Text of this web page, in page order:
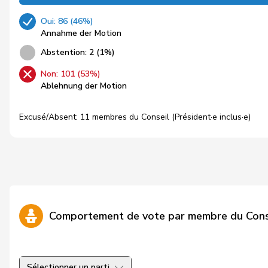
Oui: 86 (46%)
Annahme der Motion
Abstention: 2 (1%)
Non: 101 (53%)
Ablehnung der Motion
Excusé/Absent: 11 membres du Conseil (Président·e inclus·e)
Comportement de vote par membre du